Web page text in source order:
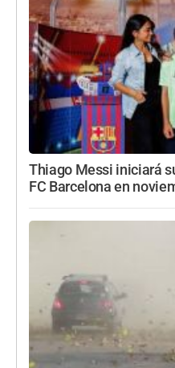
Thiago Messi iniciará
FC Barcelona en